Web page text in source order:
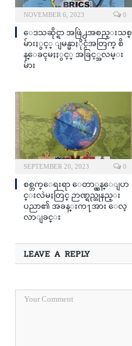
NOVEMBER 6, 2023 0
ေဒသဆိုင္ရာ အဖြဲ႕အစည္းသစ္
မ်ားႏွင့္ ျမန္မာႏိုင္ငံအတြက္ စိ
န္ေခၚမႈႏွင့္ အခြင့္အလမ္း
မ်ား
SEPTEMBER 20, 2023 0
စစ္ဘက္ေရးရာ ေတာ္လွန္ေျပာ
င္းလဲမႈတြင္ ဉာဏ္ရည္တုနည္း
ပညာ၏ အခန္းက႑အား ေလ့
လာျခင္း
LEAVE A REPLY